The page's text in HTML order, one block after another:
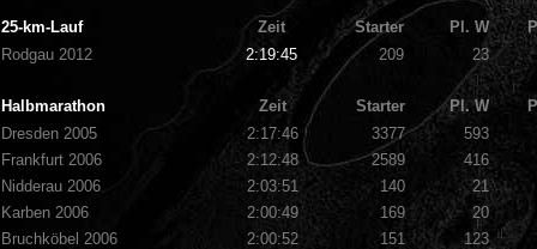
25-km-Lauf Zeit Starter Pl. W
Rodgau 2012
2:19:45 209 23
Halbmarathon Zeit Starter Pl. W
Dresden 2005
2:17:46 3377
593
Frankfurt 2006
2:12:48 2589
416
Nidderau 2006
2:03:51 140
21
Karben 2006
2:00:49 169
20
Bruchköbel 2006
2:00:52 151
123